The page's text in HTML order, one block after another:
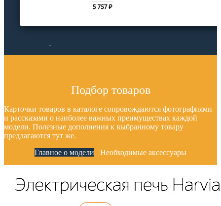
Подбор товаров
Карточки товаров в каталоге сопровождаются фотографиями
и рассказами о наиболее важных преимуществах каждой
модели. Полезные дополнения к выбранному товару
предлагаются тут же.
Главное о модели
Необходимые аксессуары